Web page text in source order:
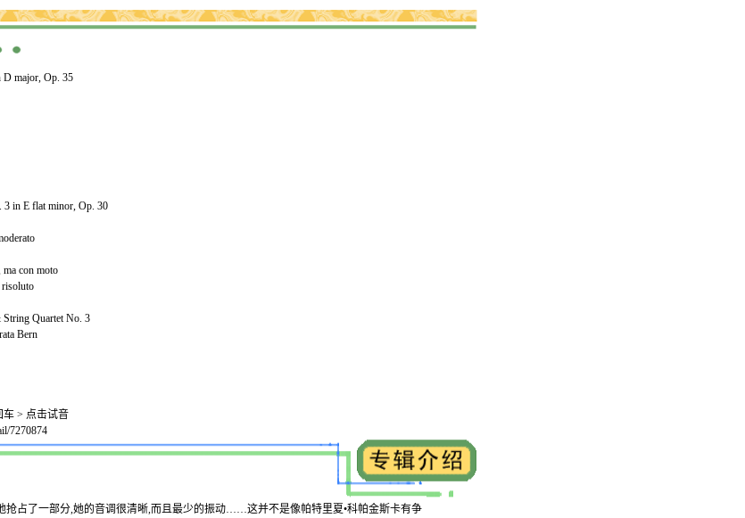
D major, Op. 35
3 in E flat minor, Op. 30
con moto
Quartet No. 3
Bern
Avi
车 > 点击试音
7270874
抢占了一部分,她的音调很清晰,而且最少的振动……这并不是像帕特里夏•科帕金斯卡有争